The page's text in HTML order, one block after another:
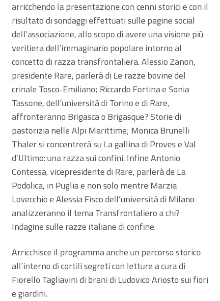
arricchendo la presentazione con cenni storici e con il
risultato di sondaggi effettuati sulle pagine social
dell’associazione, allo scopo di avere una visione più
veritiera dell’immaginario popolare intorno al
concetto di razza transfrontaliera. Alessio Zanon,
presidente Rare, parlerà di Le razze bovine del
crinale Tosco-Emiliano; Riccardo Fortina e Sonia
Tassone, dell’università di Torino e di Rare,
affronteranno Brigasca o Brigasque? Storie di
pastorizia nelle Alpi Marittime; Monica Brunelli
Thaler si concentrerà su La gallina di Proves e Val
d’Ultimo: una razza sui confini. Infine Antonio
Contessa, vicepresidente di Rare, parlerà de La
Podolica, in Puglia e non solo mentre Marzia
Lovecchio e Alessia Fisco dell’università di Milano
analizzeranno il tema Transfrontaliero a chi?
Indagine sulle razze italiane di confine.
Arricchisce il programma anche un percorso storico
all’interno di cortili segreti con letture a cura di
Fiorello Tagliavini di brani di Ludovico Ariosto sui fiori
e giardini.